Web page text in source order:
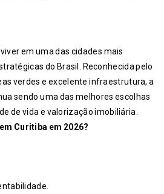
viver em uma das cidades mais
do Brasil. Reconhecida pelo
verdes e excelente infraestrutura, a
sendo uma das melhores escolhas
de vida e valorização imobiliária.
Curitiba em 2026?